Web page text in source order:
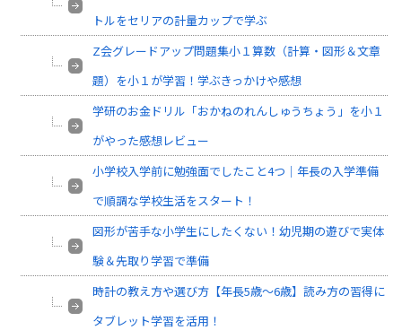
トルをセリアの計量カップで学ぶ
Z会グレードアップ問題集小１算数（計算・図形＆文章
題）を小１が学習！学ぶきっかけや感想
学研のお金ドリル「おかねのれんしゅうちょう」を小１
がやった感想レビュー
小学校入学前に勉強面でしたこと4つ｜年長の入学準備
で順調な学校生活をスタート！
図形が苦手な小学生にしたくない！幼児期の遊びで実体
験＆先取り学習で準備
時計の教え方や選び方【年長5歳～6歳】読み方の習得に
タブレット学習を活用！